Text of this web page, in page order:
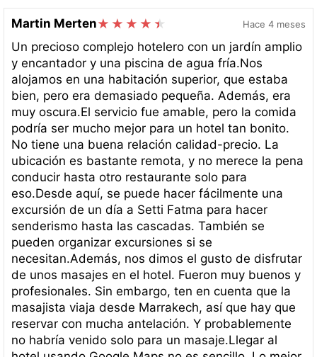
Martin Merten Hace 4 meses
Un precioso complejo hotelero con un jardín amplio
y encantador y una piscina de agua fría.Nos
alojamos en una habitación superior, que estaba
bien, pero era demasiado pequeña. Además, era
muy oscura.El servicio fue amable, pero la comida
podría ser mucho mejor para un hotel tan bonito.
No tiene una buena relación calidad-precio. La
ubicación es bastante remota, y no merece la pena
conducir hasta otro restaurante solo para
eso.Desde aquí, se puede hacer fácilmente una
excursión de un día a Setti Fatma para hacer
senderismo hasta las cascadas. También se
pueden organizar excursiones si se
necesitan.Además, nos dimos el gusto de disfrutar
de unos masajes en el hotel. Fueron muy buenos y
profesionales. Sin embargo, ten en cuenta que la
masajista viaja desde Marrakech, así que hay que
reservar con mucha antelación. Y probablemente
no habría venido solo para un masaje.Llegar al